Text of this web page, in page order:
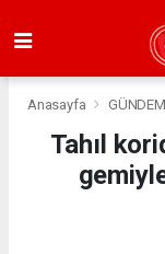
Anasayfa GÜNDEM
Tahıl